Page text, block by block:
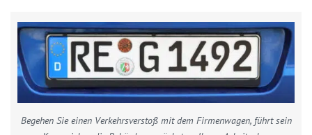
Begehen Sie einen Verkehrsverstoß mit dem Firmenwagen, führt sein